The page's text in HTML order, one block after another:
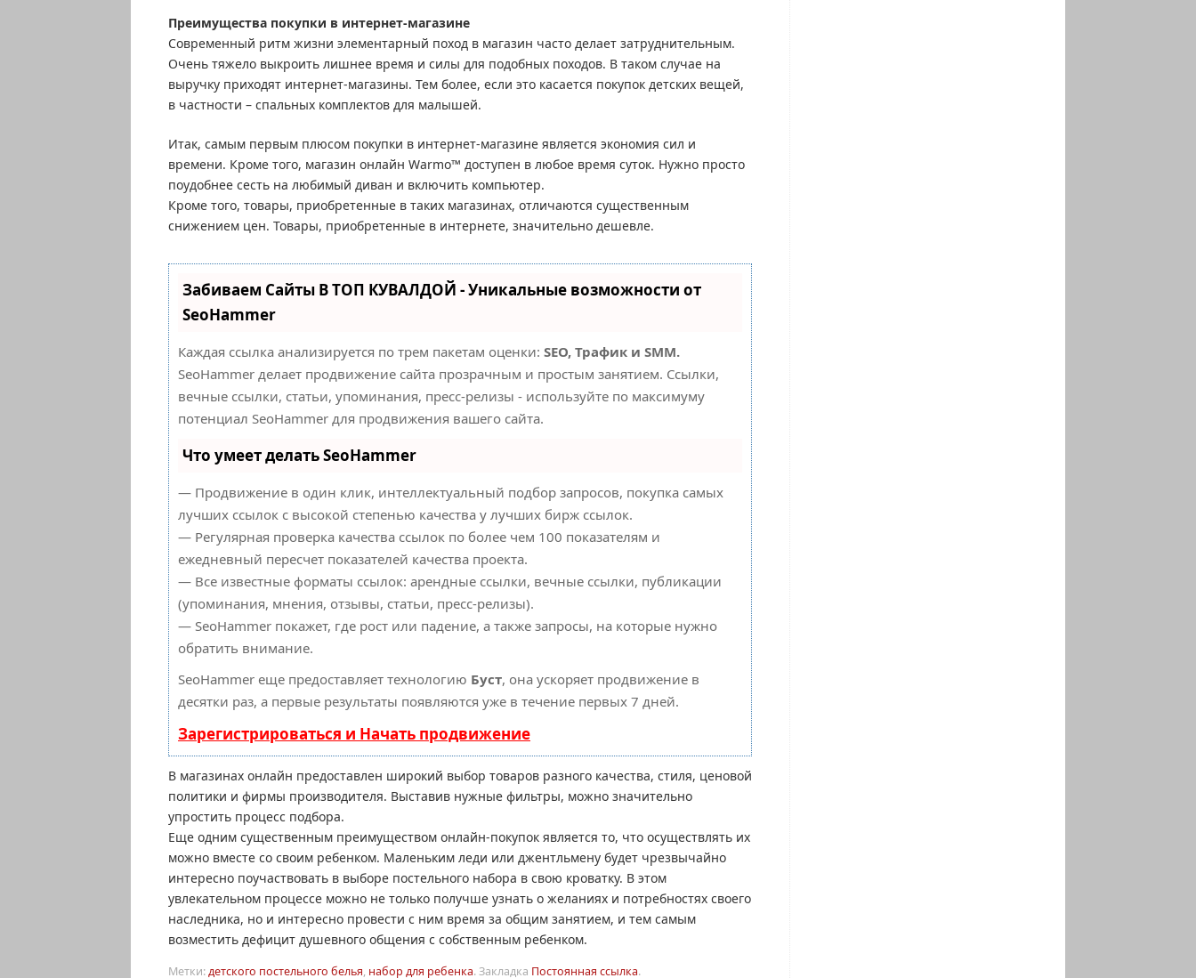
Преимущества покупки в интернет-магазине
Современный ритм жизни элементарный поход в магазин часто делает затруднительным.
Очень тяжело выкроить лишнее время и силы для подобных походов. В таком случае на
выручку приходят интернет-магазины. Тем более, если это касается покупок детских вещей,
в частности – спальных комплектов для малышей.
Итак, самым первым плюсом покупки в интернет-магазине является экономия сил и
времени. Кроме того, магазин онлайн Warmo™ доступен в любое время суток. Нужно просто
поудобнее сесть на любимый диван и включить компьютер.
Кроме того, товары, приобретенные в таких магазинах, отличаются существенным
снижением цен. Товары, приобретенные в интернете, значительно дешевле.
Забиваем Сайты В ТОП КУВАЛДОЙ - Уникальные возможности от
SeoHammer
Каждая ссылка анализируется по трем пакетам оценки: SEO, Трафик и SMM.
SeoHammer делает продвижение сайта прозрачным и простым занятием. Ссылки,
вечные ссылки, статьи, упоминания, пресс-релизы - используйте по максимуму
потенциал SeoHammer для продвижения вашего сайта.
Что умеет делать SeoHammer
— Продвижение в один клик, интеллектуальный подбор запросов, покупка самых
лучших ссылок с высокой степенью качества у лучших бирж ссылок.
— Регулярная проверка качества ссылок по более чем 100 показателям и
ежедневный пересчет показателей качества проекта.
— Все известные форматы ссылок: арендные ссылки, вечные ссылки, публикации
(упоминания, мнения, отзывы, статьи, пресс-релизы).
— SeoHammer покажет, где рост или падение, а также запросы, на которые нужно
обратить внимание.
SeoHammer еще предоставляет технологию Буст, она ускоряет продвижение в
десятки раз, а первые результаты появляются уже в течение первых 7 дней.
Зарегистрироваться и Начать продвижение
В магазинах онлайн предоставлен широкий выбор товаров разного качества, стиля, ценовой
политики и фирмы производителя. Выставив нужные фильтры, можно значительно
упростить процесс подбора.
Еще одним существенным преимуществом онлайн-покупок является то, что осуществлять их
можно вместе со своим ребенком. Маленьким леди или джентльмену будет чрезвычайно
интересно поучаствовать в выборе постельного набора в свою кроватку. В этом
увлекательном процессе можно не только получше узнать о желаниях и потребностях своего
наследника, но и интересно провести с ним время за общим занятием, и тем самым
возместить дефицит душевного общения с собственным ребенком.
Метки:детского постельного белья, набор для ребенка.Закладка Постоянная ссылка.